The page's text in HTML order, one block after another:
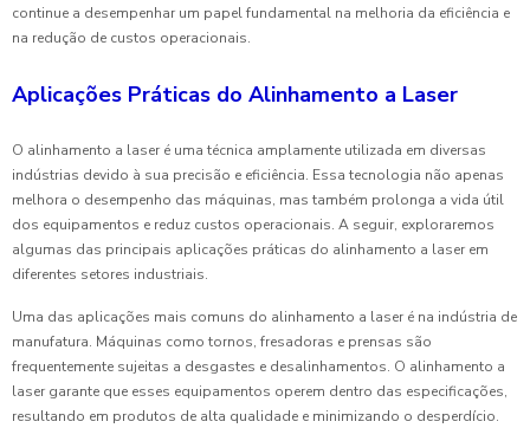
continue a desempenhar um papel fundamental na melhoria da eficiência e
na redução de custos operacionais.
Aplicações Práticas do Alinhamento a Laser
O alinhamento a laser é uma técnica amplamente utilizada em diversas
indústrias devido à sua precisão e eficiência. Essa tecnologia não apenas
melhora o desempenho das máquinas, mas também prolonga a vida útil
dos equipamentos e reduz custos operacionais. A seguir, exploraremos
algumas das principais aplicações práticas do alinhamento a laser em
diferentes setores industriais.
Uma das aplicações mais comuns do alinhamento a laser é na indústria de
manufatura. Máquinas como tornos, fresadoras e prensas são
frequentemente sujeitas a desgastes e desalinhamentos. O alinhamento a
laser garante que esses equipamentos operem dentro das especificações,
resultando em produtos de alta qualidade e minimizando o desperdício.